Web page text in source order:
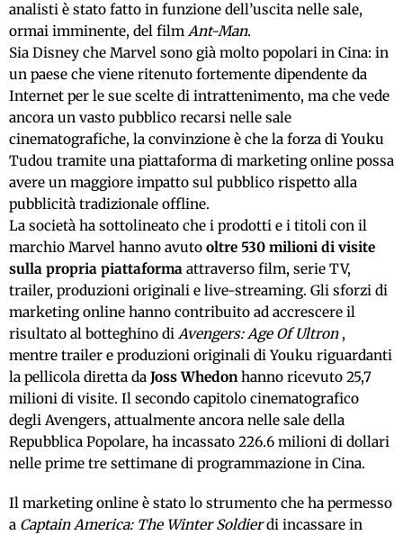
analisti è stato fatto in funzione dell’uscita nelle sale,
ormai imminente, del film Ant-Man.
Sia Disney che Marvel sono già molto popolari in Cina: in
un paese che viene ritenuto fortemente dipendente da
Internet per le sue scelte di intrattenimento, ma che vede
ancora un vasto pubblico recarsi nelle sale
cinematografiche, la convinzione è che la forza di Youku
Tudou tramite una piattaforma di marketing online possa
avere un maggiore impatto sul pubblico rispetto alla
pubblicità tradizionale offline.
La società ha sottolineato che i prodotti e i titoli con il
marchio Marvel hanno avuto oltre 530 milioni di visite
sulla propria piattaforma attraverso film, serie TV,
trailer, produzioni originali e live-streaming. Gli sforzi di
marketing online hanno contribuito ad accrescere il
risultato al botteghino di Avengers: Age Of Ultron ,
mentre trailer e produzioni originali di Youku riguardanti
la pellicola diretta da Joss Whedonhanno ricevuto 25,7
milioni di visite. Il secondo capitolo cinematografico
degli Avengers, attualmente ancora nelle sale della
Repubblica Popolare, ha incassato 226.6 milioni di dollari
nelle prime tre settimane di programmazione in Cina.
Il marketing online è stato lo strumento che ha permesso
a Captain America: The Winter Soldierdi incassare in